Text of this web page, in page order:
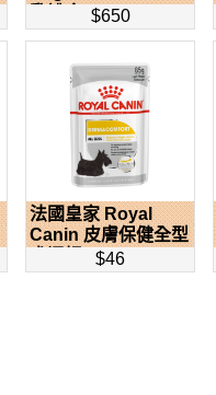
乳禮盒 ...$650
法國皇家 Royal
Canin 皮膚保健全型
犬濕糧...$46